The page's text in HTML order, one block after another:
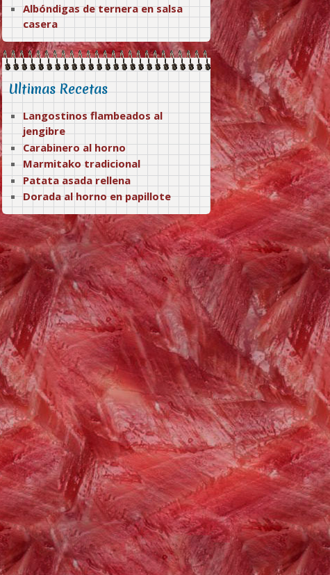
Albóndigas de ternera en salsa
casera
Ultimas Recetas
Langostinos flambeados al
jengibre
Carabinero al horno
Marmitako tradicional
Patata asada rellena
Dorada al horno en papillote